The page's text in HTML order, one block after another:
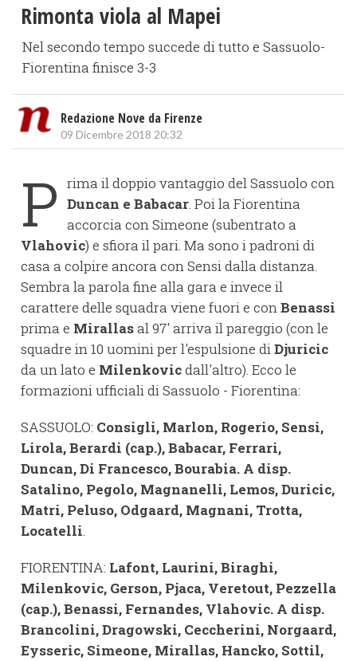
​Rimonta viola al Mapei
Nel secondo tempo succede di tutto e Sassuolo-
Fiorentina finisce 3-3
Redazione Nove da Firenze
09 Dicembre 2018 20:32
P rima il doppio vantaggio del Sassuolo con
Duncan e Babacar. Poi la Fiorentina
accorcia con Simeone (subentrato a
Vlahovic) e sfiora il pari. Ma sono i padroni di
casa a colpire ancora con Sensi dalla distanza.
Sembra la parola fine alla gara e invece il
carattere delle squadra viene fuori e conBenassi
prima e Mirallasal 97' arriva il pareggio (con le
squadre in 10 uomini per l'espulsione diDjuricic
da un lato e Milenkovicdall'altro). Ecco le
formazioni ufficiali di Sassuolo - Fiorentina:
SASSUOLO: Consigli, Marlon, Rogerio, Sensi,
Lirola, Berardi (cap.), Babacar, Ferrari,
Duncan, Di Francesco, Bourabia. A disp.
Satalino, Pegolo, Magnanelli, Lemos, Duricic,
Matri, Peluso, Odgaard, Magnani, Trotta,
Locatelli.
FIORENTINA: Lafont, Laurini, Biraghi,
Milenkovic, Gerson, Pjaca, Veretout, Pezzella
(cap.), Benassi, Fernandes, Vlahovic. A disp.
Brancolini, Dragowski, Ceccherini, Norgaard,
Eysseric, Simeone, Mirallas, Hancko, Sottil,